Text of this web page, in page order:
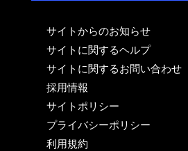
サイトからのお知らせ
サイトに関するヘルプ
サイトに関するお問い合わせ
採用情報
サイトポリシー
プライバシーポリシー
利用規約